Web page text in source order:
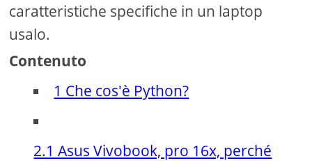
caratteristiche specifiche in un laptop
usalo.
Contenuto
1 Che cos'è Python?
2.1 Asus Vivobook, pro 16x, perché